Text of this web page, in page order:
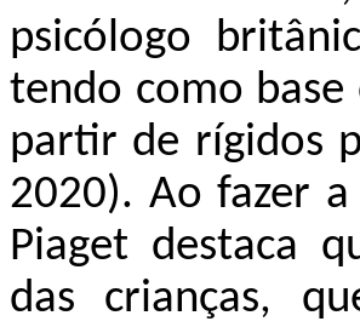
psicólogo
tendo como
partir de rígidos
2020). Ao fazer
Piaget destaca
das crianças,